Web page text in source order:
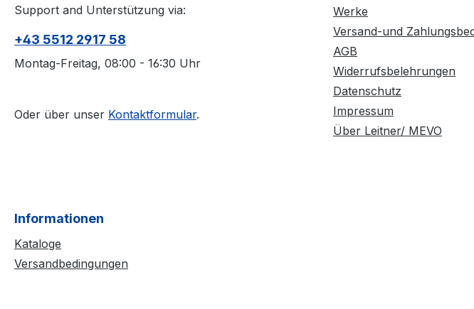
Support and Unterstützung via:
+43 5512 2917 58
Montag-Freitag, 08:00 - 16:30 Uhr
Oder über unser Kontaktformular.
Werke
Versand-und
AGB
Widerrufsbelehrungen
Datenschutz
Impressum
Über Leitner/ MEVO
Informationen
Kataloge
Versandbedingungen